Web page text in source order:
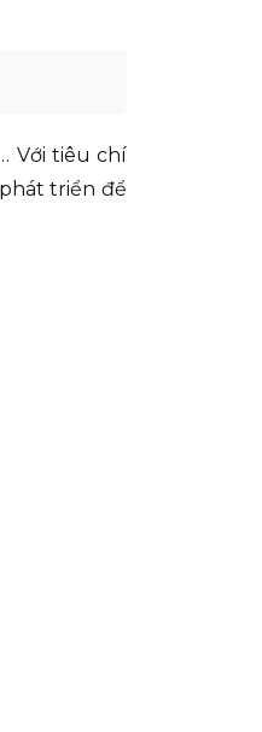
Với tiêu chí
triển để